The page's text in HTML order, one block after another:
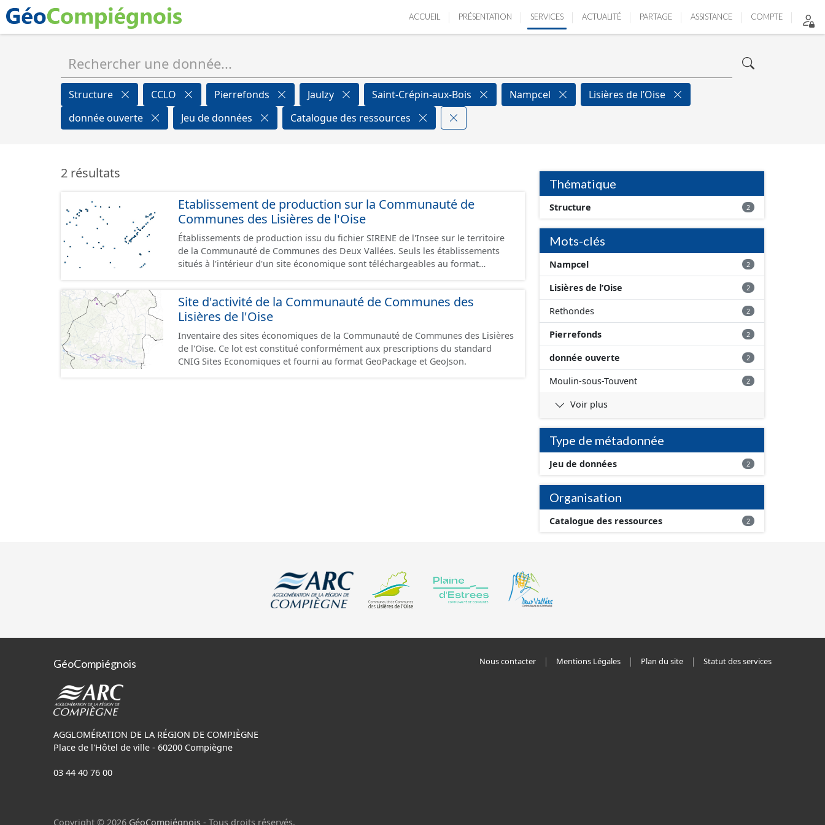
ACCUEIL PRÉSENTATION SERVICES ACTUALITÉ PARTAGE ASSISTANCE COMPTE
Structure CCLO Pierrefonds Jaulzy Saint-Crépin-aux-Bois Nampcel
Lisières de l’Oise
donnée ouverte
Jeu de données Catalogue des ressources
2 résultats
Etablissement de production sur la Communauté de
Communes des Lisières de l'Oise
Établissements de production issu du fichier SIRENE de l'Insee sur le territoire
de la Communauté de Communes des Deux Vallées. Seuls les établissements
situés à l'intérieur d'un site économique sont téléchargeables au format
terrains à vocation économique à ce jour. Il est filtré au-delà des prescriptions
du CNIG se limitant aux SCI.
Site d'activité de la Communauté de Communes des
Lisières de l'Oise
Inventaire des sites économiques de la Communauté de Communes des Lisières
de l'Oise. Ce lot est constitué conformément aux prescriptions du standard
CNIG Sites Economiques et fourni au format GeoPackage et GeoJson.
Thématique
Structure 2
Mots-clés
Nampcel 2
Lisières de l’Oise 2
Rethondes 2
Pierrefonds 2
donnée ouverte 2
Moulin-sous-Touvent 2
Voir plus
Type de métadonnée
Jeu de données 2
Organisation
Catalogue des ressources 2
GéoCompiégnois
AGGLOMÉRATION DE LA RÉGION DE COMPIÈGNE
Place de l'Hôtel de ville - 60200 Compiègne
03 44 40 76 00
Nous contacter Mentions Légales Plan du site Statut des services
Copyright © 2026 GéoCompiégnois - Tous droits réservés.